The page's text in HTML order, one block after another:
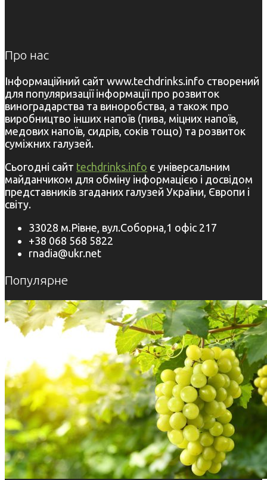
Про нас
Інформаційний сайт www.techdrinks.info створений
для популяризації інформації про розвиток
виноградарства та виноробства, а також про
виробництво інших напоїв (пива, міцних напоїв,
медових напоїв, сидрів, соків тощо) та розвиток
суміжних галузей.
Сьогодні сайт techdrinks.info є універсальним
майданчиком для обміну інформацією і досвідом
представників згаданих галузей України, Європи і
світу.
33028 м.Рівне, вул.Соборна,1 офіс 217
+38 068 568 5822
rnadia@ukr.net
Популярне